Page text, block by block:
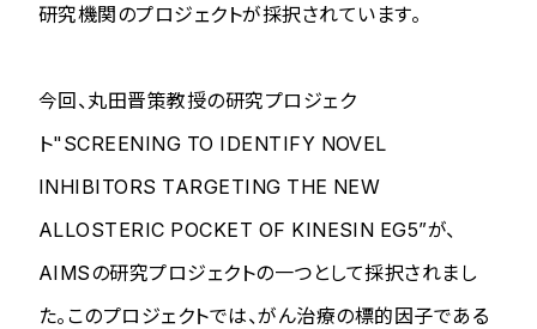
研究機関のプロジェクトが採択されています。
今回、丸田晋策教授の研究プロジェク
ト"SCREENING TO IDENTIFY NOVEL
INHIBITORS TARGETING THE NEW
ALLOSTERIC POCKET OF KINESIN EG5”が、
AIMSの研究プロジェクトの一つとして採択されまし
た。このプロジェクトでは、がん治療の標的因子である